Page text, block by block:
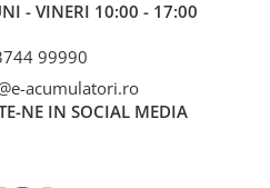
- VINERI 10:00 - 17:00
99990
acumulatori.ro
NE IN SOCIAL MEDIA